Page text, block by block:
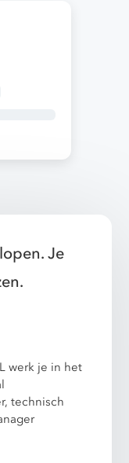
Je
werk je in het
technisch